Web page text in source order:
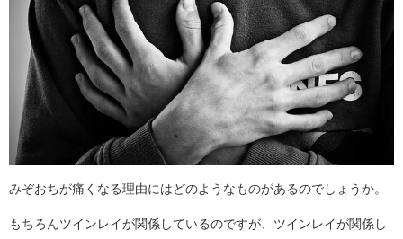
みぞおちが痛くなる理由にはどのようなものがあるのでしょうか。
もちろんツインレイが関係しているのですが、ツインレイが関係し